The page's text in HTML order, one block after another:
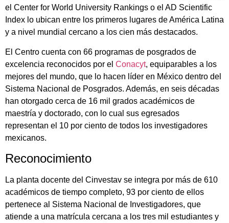
el Center for World University Rankings o el AD Scientific
Index lo ubican entre los primeros lugares de América Latina
y a nivel mundial cercano a los cien más destacados.
El Centro cuenta con 66 programas de posgrados de
excelencia reconocidos por el Conacyt, equiparables a los
mejores del mundo, que lo hacen líder en México dentro del
Sistema Nacional de Posgrados. Además, en seis décadas
han otorgado cerca de 16 mil grados académicos de
maestría y doctorado, con lo cual sus egresados
representan el 10 por ciento de todos los investigadores
mexicanos.
Reconocimiento
La planta docente del Cinvestav se integra por más de 610
académicos de tiempo completo, 93 por ciento de ellos
pertenece al Sistema Nacional de Investigadores, que
atiende a una matrícula cercana a los tres mil estudiantes y